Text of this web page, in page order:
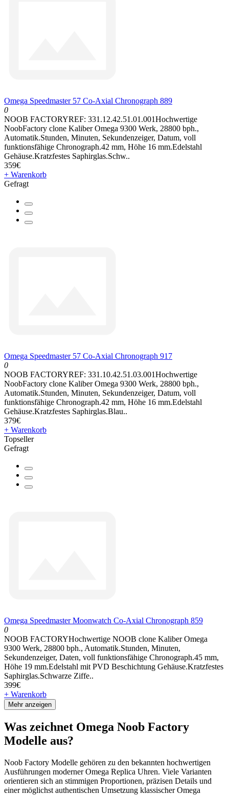
Omega Speedmaster 57 Co-Axial Chronograph 889
0
NOOB FACTORYREF: 331.12.42.51.01.001Hochwertige
NoobFactory clone Kaliber Omega 9300 Werk, 28800 bph.,
Automatik.Stunden, Minuten, Sekundenzeiger, Datum, voll
funktionsfähige Chronograph.42 mm, Höhe 16 mm.Edelstahl
Gehäuse.Kratzfestes Saphirglas.Schw..
359€
+ Warenkorb
Gefragt
Omega Speedmaster 57 Co-Axial Chronograph 917
0
NOOB FACTORYREF: 331.10.42.51.03.001Hochwertige
NoobFactory clone Kaliber Omega 9300 Werk, 28800 bph.,
Automatik.Stunden, Minuten, Sekundenzeiger, Datum, voll
funktionsfähige Chronograph.42 mm, Höhe 16 mm.Edelstahl
Gehäuse.Kratzfestes Saphirglas.Blau..
379€
+ Warenkorb
Topseller
Gefragt
Omega Speedmaster Moonwatch Co-Axial Chronograph 859
0
NOOB FACTORYHochwertige NOOB clone Kaliber Omega
9300 Werk, 28800 bph., Automatik.Stunden, Minuten,
Sekundenzeiger, Daten, voll funktionsfähige Chronograph.45 mm,
Höhe 19 mm.Edelstahl mit PVD Beschichtung Gehäuse.Kratzfestes
Saphirglas.Schwarze Ziffe..
399€
+ Warenkorb
Mehr anzeigen
Was zeichnet Omega Noob Factory
Modelle aus?
Noob Factory Modelle gehören zu den bekannten hochwertigen
Ausführungen moderner Omega Replica Uhren. Viele Varianten
orientieren sich an stimmigen Proportionen, präzisen Details und
einer möglichst authentischen Umsetzung klassischer Omega